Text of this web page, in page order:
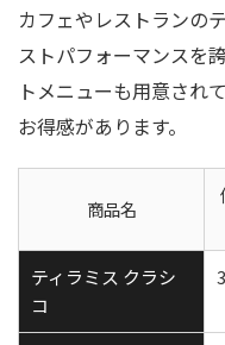
カフェやレストランの
ストパフォーマンスを
トメニューも用意され
お得感があります。
商品名
ティラミス クラシ
コ